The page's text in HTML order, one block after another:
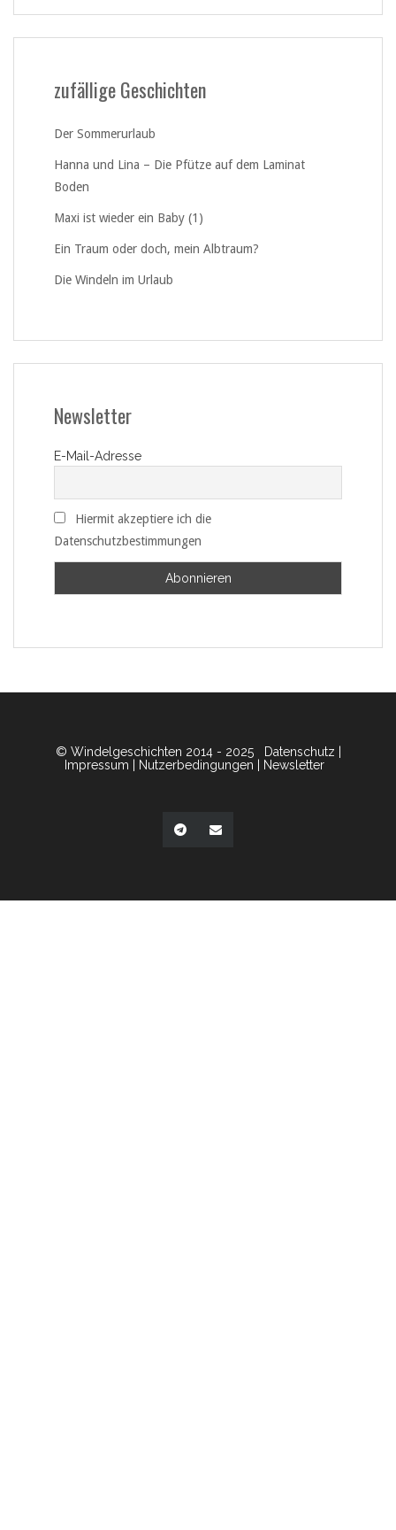
zufällige Geschichten
Der Sommerurlaub
Hanna und Lina – Die Pfütze auf dem Laminat
Boden
Maxi ist wieder ein Baby (1)
Ein Traum oder doch, mein Albtraum?
Die Windeln im Urlaub
Newsletter
E-Mail-Adresse
Hiermit akzeptiere ich die
Datenschutzbestimmungen
© Windelgeschichten 2014 - 2025 Datenschutz
Impressum
Nutzerbedingungen Newsletter